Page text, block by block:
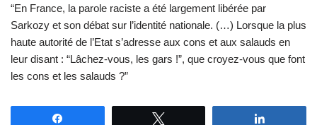
“En France, la parole raciste a été largement libérée par
Sarkozy et son débat sur l’identité nationale. (…) Lorsque la plus
haute autorité de l’Etat s’adresse aux cons et aux salauds en
leur disant : “Lâchez-vous, les gars !”, que croyez-vous que font
les cons et les salauds ?”